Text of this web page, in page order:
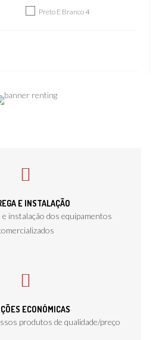
Preto E Branco 4
E INSTALAÇÃO
e instalação dos equipamentos
ECONÓMICAS
produtos de qualidade/preço